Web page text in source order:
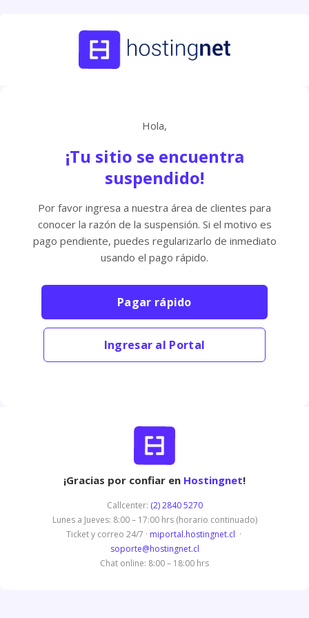
Hola,
¡Tu sitio se encuentra
suspendido!
Por favor ingresa a nuestra área de clientes para
conocer la razón de la suspensión. Si el motivo es
pago pendiente, puedes regularizarlo de inmediato
usando el pago rápido.
Pagar rápido
Ingresar al Portal
¡Gracias por confiar en Hostingnet!
Callcenter: (2) 2840 5270
Lunes a Jueves: 8:00 – 17:00 hrs (horario continuado)
Ticket y correo 24/7 · miportal.hostingnet.cl ·
soporte@hostingnet.cl
Chat online: 8:00 – 18:00 hrs